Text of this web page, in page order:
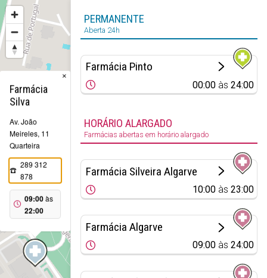
Farmácia
Silva
Av. João
Meireles, 11
Quarteira
289 312
878
09:00às
22:00
×
PERMANENTE
Aberta 24h
Farmácia Pinto
00:00 às24:00
HORÁRIO ALARGADO
Farmácias abertas em horário alargado
Farmácia Silveira Algarve
10:00 às23:00
Farmácia Algarve
09:00 às24:00